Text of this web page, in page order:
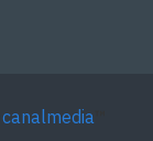
canalmedia